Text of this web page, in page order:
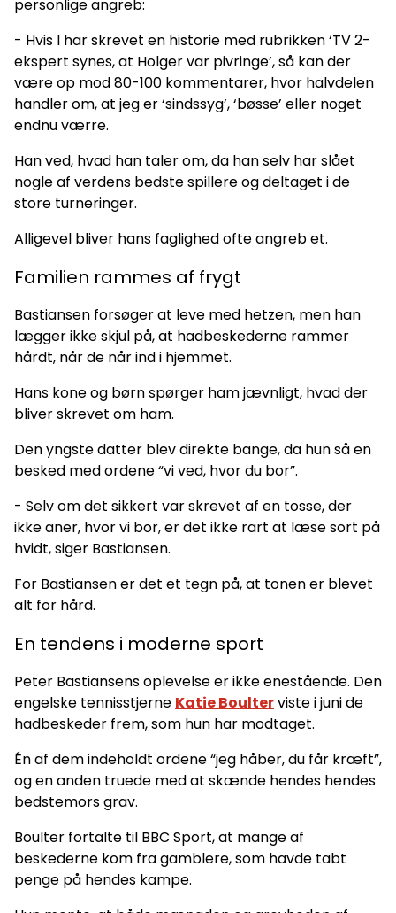
personlige angreb:
- Hvis I har skrevet en historie med rubrikken ‘TV 2-
ekspert synes, at Holger var pivringe’, så kan der
være op mod 80-100 kommentarer, hvor halvdelen
handler om, at jeg er ‘sindssyg’, ‘bøsse’ eller noget
endnu værre.
Han ved, hvad han taler om, da han selv har slået
nogle af verdens bedste spillere og deltaget i de
store turneringer.
Alligevel bliver hans faglighed ofte angreb et.
Familien rammes af frygt
Bastiansen forsøger at leve med hetzen, men han
lægger ikke skjul på, at hadbeskederne rammer
hårdt, når de når ind i hjemmet.
Hans kone og børn spørger ham jævnligt, hvad der
bliver skrevet om ham.
Den yngste datter blev direkte bange, da hun så en
besked med ordene “vi ved, hvor du bor”.
- Selv om det sikkert var skrevet af en tosse, der
ikke aner, hvor vi bor, er det ikke rart at læse sort på
hvidt, siger Bastiansen.
For Bastiansen er det et tegn på, at tonen er blevet
alt for hård.
En tendens i moderne sport
Peter Bastiansens oplevelse er ikke enestående. Den
engelske tennisstjerne Katie Boulterviste i juni de
hadbeskeder frem, som hun har modtaget.
Én af dem indeholdt ordene “jeg håber, du får kræft”,
og en anden truede med at skænde hendes hendes
bedstemors grav.
Boulter fortalte til BBC Sport, at mange af
beskederne kom fra gamblere, som havde tabt
penge på hendes kampe.